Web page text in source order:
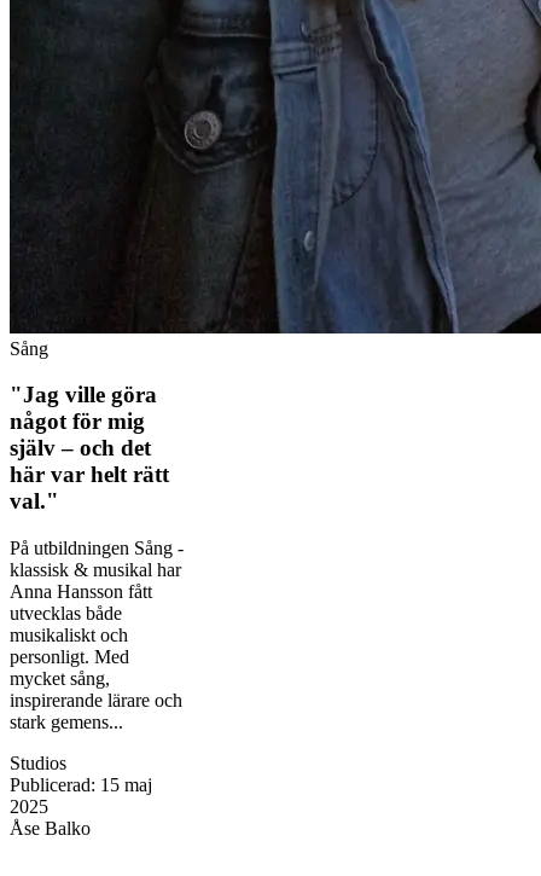
Sång
"Jag ville göra
något för mig
själv – och det
här var helt rätt
val."
På utbildningen Sång -
klassisk & musikal har
Anna Hansson fått
utvecklas både
musikaliskt och
personligt. Med
mycket sång,
inspirerande lärare och
stark gemens...
Studios
Publicerad: 15 maj
2025
Åse Balko